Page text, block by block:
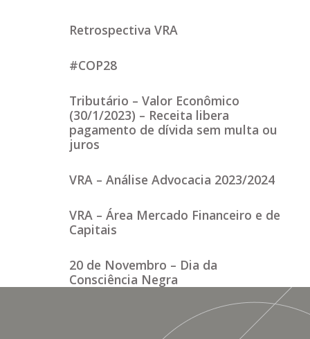
Retrospectiva VRA
#COP28
Tributário – Valor Econômico
(30/1/2023) – Receita libera
pagamento de dívida sem multa ou
juros
VRA – Análise Advocacia 2023/2024
VRA – Área Mercado Financeiro e de
Capitais
20 de Novembro – Dia da
Consciência Negra